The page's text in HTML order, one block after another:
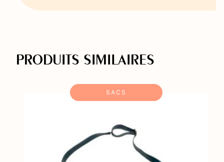
PRODUITS SIMILAIRES
SACS